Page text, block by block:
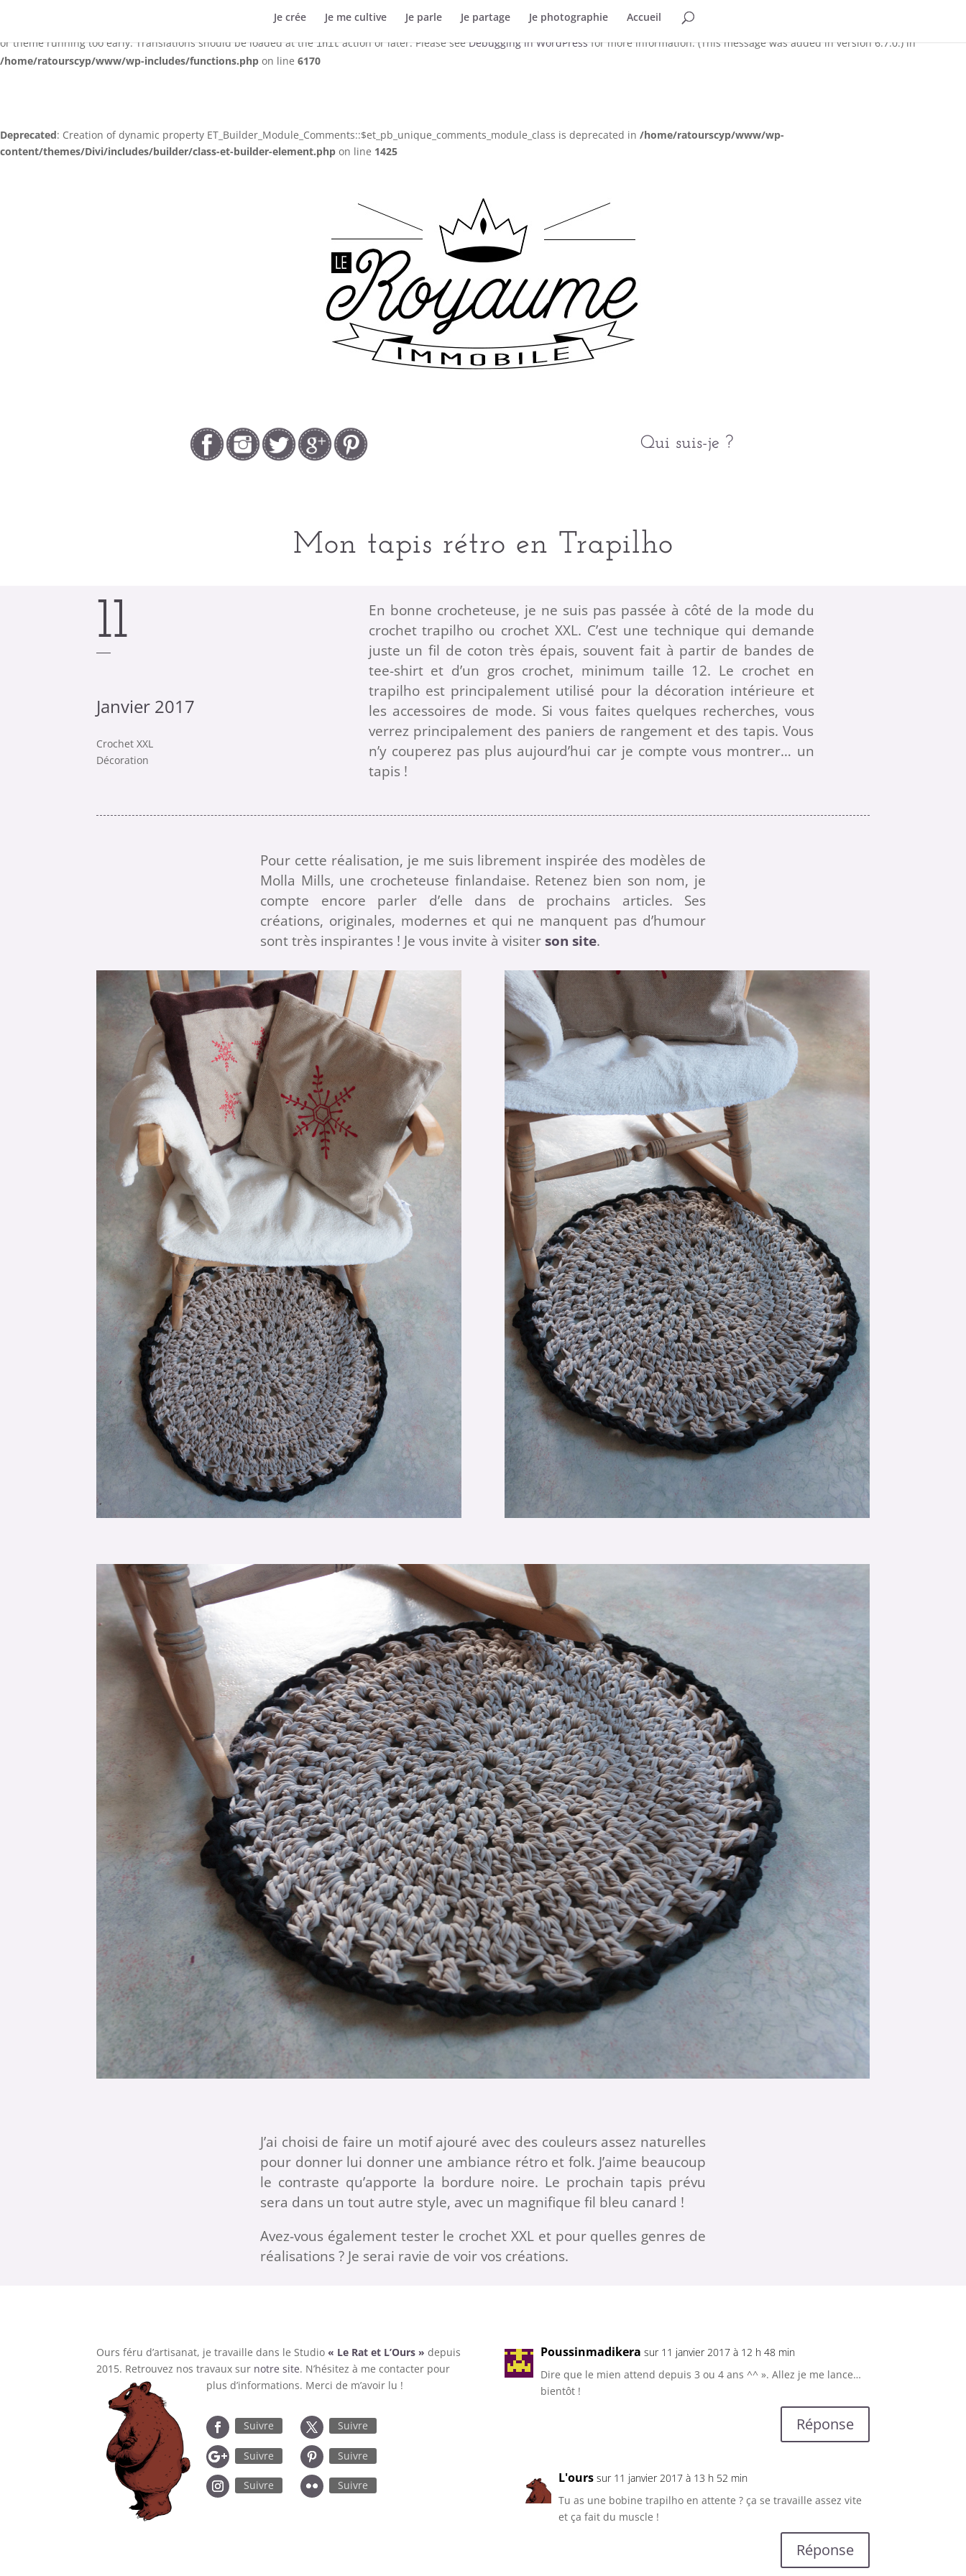
: Function _load_textdomain_just_in_time was called incorrectly. Translation loading for the wp-meta-seo
domain was triggered too early. This is usually an indicator for some code in the plugin
or theme running too early. Translations should be loaded at theinitaction or later. Please seeDebugging in WordPressfor more information. (This message was added in version 6.7.0.) in
/home/ratourscyp/www/wp-includes/functions.php on line 6170
Je crée Je me cultive Je parle Je partage Je photographie Accueil
Deprecated: Creation of dynamic property ET_Builder_Module_Comments::$et_pb_unique_comments_module_class is deprecated in /home/ratourscyp/www/wp-
content/themes/Divi/includes/builder/class-et-builder-element.php on line 1425
Qui suis-je ?
Mon tapis rétro en Trapilho
11
Janvier 2017
Crochet XXL
Décoration
En bonne crocheteuse, je ne suis pas passée à côté de la mode du
crochet trapilho ou crochet XXL. C’est une technique qui demande
juste un fil de coton très épais, souvent fait à partir de bandes de
tee-shirt et d’un gros crochet, minimum taille 12. Le crochet en
trapilho est principalement utilisé pour la décoration intérieure et
les accessoires de mode. Si vous faites quelques recherches, vous
verrez principalement des paniers de rangement et des tapis. Vous
n’y couperez pas plus aujourd’hui car je compte vous montrer… un
tapis !
Pour cette réalisation, je me suis librement inspirée des modèles de
Molla Mills, une crocheteuse finlandaise. Retenez bien son nom, je
compte encore parler d’elle dans de prochains articles. Ses
créations, originales, modernes et qui ne manquent pas d’humour
sont très inspirantes ! Je vous invite à visiter son site.
J’ai choisi de faire un motif ajouré avec des couleurs assez naturelles
pour donner lui donner une ambiance rétro et folk. J’aime beaucoup
le contraste qu’apporte la bordure noire. Le prochain tapis prévu
sera dans un tout autre style, avec un magnifique fil bleu canard !
Avez-vous également tester le crochet XXL et pour quelles genres de
réalisations ? Je serai ravie de voir vos créations.
Ours féru d’artisanat, je travaille dans le Studio« Le Rat et L’Ours » depuis
2015. Retrouvez nos travaux sur notre site. N’hésitez à me contacter pour
plus d’informations. Merci de m’avoir lu !
Suivre Suivre
Suivre Suivre
Suivre Suivre
Poussinmadikera sur 11 janvier 2017 à 12 h 48 min
Dire que le mien attend depuis 3 ou 4 ans ^^ ». Allez je me lance…
bientôt !
Réponse
L'ours sur 11 janvier 2017 à 13 h 52 min
Tu as une bobine trapilho en attente ? ça se travaille assez vite
et ça fait du muscle !
Réponse